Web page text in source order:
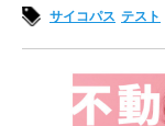
サイコパス テスト